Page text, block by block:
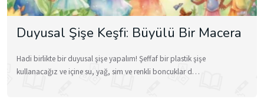
Duyusal Şişe Keşfi: Büyülü Bir Macera
Hadi birlikte bir duyusal şişe yapalım! Şeffaf bir plastik şişe
kullanacağız ve içine su, yağ, sim ve renkli boncuklar d…